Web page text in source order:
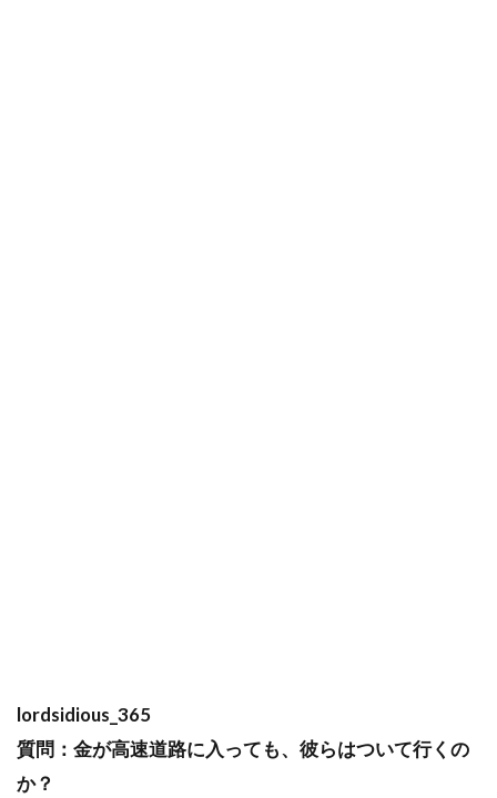
lordsidious_365
質問：金が高速道路に入っても、彼らはついて行くの
か？